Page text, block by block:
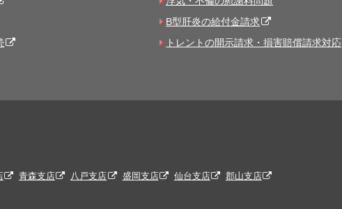
B型肝炎の給付金請求
トレントの開示請求・損害賠償請求対応
青森支店 八戸支店 盛岡支店 仙台支店 郡山支店